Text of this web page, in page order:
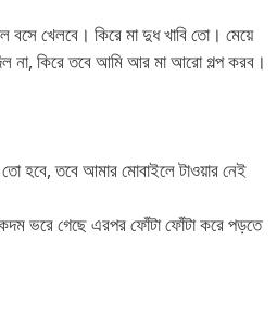
খেলবে। কিরে মা দুধ খাবি তো। মেয়ে
না, কিরে তবে আমি আর মা আরো গল্প করব।
হবে, তবে আমার মোবাইলে টাওয়ার নেই
ভরে গেছে এরপর ফোঁটা ফোঁটা করে পড়তে